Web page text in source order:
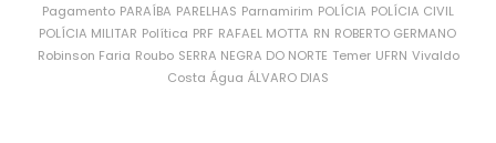
Pagamento PARAÍBA PARELHAS Parnamirim POLÍCIA POLÍCIA CIVIL
POLÍCIA MILITAR Política PRF RAFAEL MOTTA RN ROBERTO GERMANO
Robinson Faria Roubo SERRA NEGRA DO NORTE Temer UFRN Vivaldo
Costa Água ÁLVARO DIAS